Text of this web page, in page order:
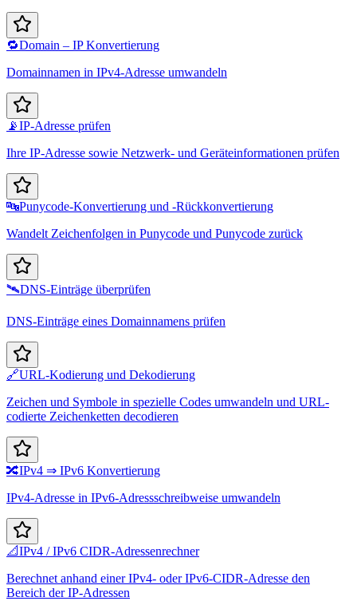
🔁Domain – IP Konvertierung
Domainnamen in IPv4-Adresse umwandeln
📡IP-Adresse prüfen
Ihre IP-Adresse sowie Netzwerk- und Geräteinformationen prüfen
🔤Punycode-Konvertierung und -Rückkonvertierung
Wandelt Zeichenfolgen in Punycode und Punycode zurück
🛰️DNS-Einträge überprüfen
DNS-Einträge eines Domainnamens prüfen
🔗URL-Kodierung und Dekodierung
Zeichen und Symbole in spezielle Codes umwandeln und URL-
codierte Zeichenketten decodieren
🔀IPv4 ⇒ IPv6 Konvertierung
IPv4-Adresse in IPv6-Adressschreibweise umwandeln
📐IPv4 / IPv6 CIDR-Adressenrechner
Berechnet anhand einer IPv4- oder IPv6-CIDR-Adresse den
Bereich der IP-Adressen